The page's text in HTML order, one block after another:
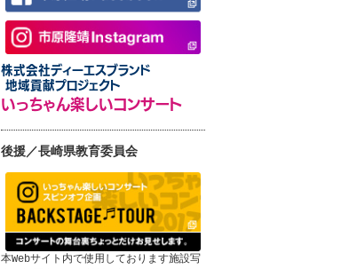
株式会社ディーエスブランド
地域貢献プロジェクト
いっちゃん楽しいコンサート
後援／長崎県教育委員会
本Webサイト内で使用しております施設写